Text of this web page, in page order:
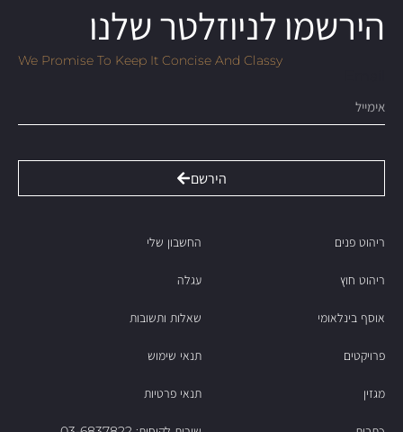
הירשמו לניוזלטר שלנו
We Promise To Keep It Concise And Classy
הירשם
ריהוט פנים
ריהוט חוץ
אוסף בינלאומי
פרויקטים
מגזין
החשבון שלי
עגלה
שאלות ותשובות
תנאי שימוש
תנאי פרטיות